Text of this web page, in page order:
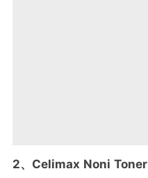
2、Celimax Noni Toner